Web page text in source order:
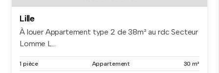
Lille
À louer Appartement type 2 de 38m² au rdc Secteur
Lomme L...
1 pièce Appartement 30 m²